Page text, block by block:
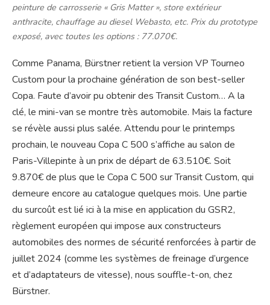
peinture de carrosserie « Gris Matter », store extérieur
anthracite, chauffage au diesel Webasto, etc. Prix du prototype
exposé, avec toutes les options : 77.070€.
Comme Panama, Bürstner retient la version VP Tourneo
Custom pour la prochaine génération de son best-seller
Copa. Faute d’avoir pu obtenir des Transit Custom… A la
clé, le mini-van se montre très automobile. Mais la facture
se révèle aussi plus salée. Attendu pour le printemps
prochain, le nouveau Copa C 500 s’affiche au salon de
Paris-Villepinte à un prix de départ de 63.510€. Soit
9.870€ de plus que le Copa C 500 sur Transit Custom, qui
demeure encore au catalogue quelques mois. Une partie
du surcoût est lié ici à la mise en application du GSR2,
règlement européen qui impose aux constructeurs
automobiles des normes de sécurité renforcées à partir de
juillet 2024 (comme les systèmes de freinage d’urgence
et d’adaptateurs de vitesse), nous souffle-t-on, chez
Bürstner.